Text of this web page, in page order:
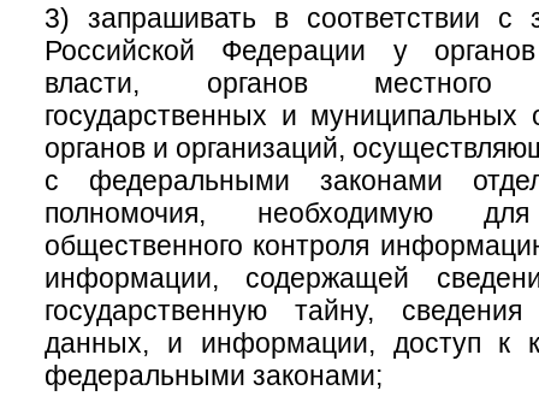
3) запрашивать в соответствии с
Российской Федерации у органов
власти, органов местного
государственных и муниципальных
органов и организаций,
с федеральными законами
полномочия, необходимую для
общественного контроля
информации, содержащей
государственную тайну,
данных, и информации, доступ к
федеральными законами;